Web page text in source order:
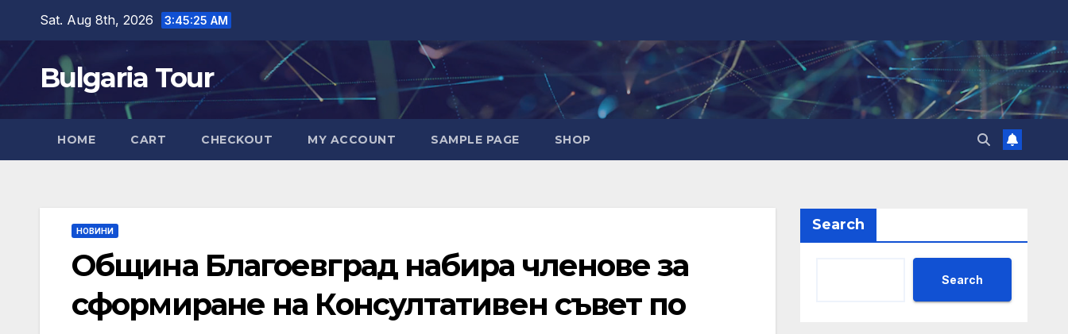
content
Sat. Aug 8th, 2026 3:45:26 AM
Bulgaria Tour
HOME CART CHECKOUT MY ACCOUNT SAMPLE PAGE SHOP
НОВИНИ
Община Благоевград набира членове за
сформиране на Консултативен съвет по
Search
Search